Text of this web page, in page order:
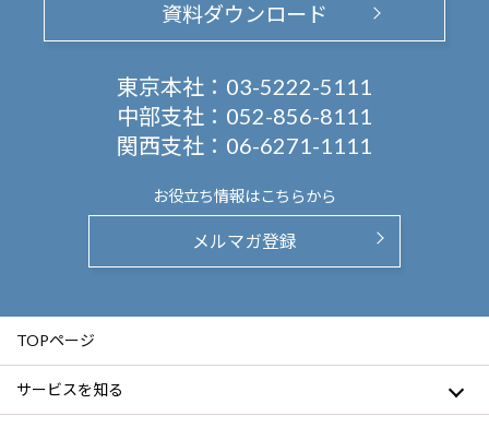
資料ダウンロード
東京本社： 03-5222-5111
中部支社： 052-856-8111
関西支社： 06-6271-1111
お役立ち情報はこちらから
メルマガ登録
TOPページ
サービスを知る